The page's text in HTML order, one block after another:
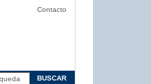
Contacto